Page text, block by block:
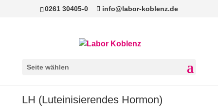
0261 30405-0 info@labor-koblenz.de
Seite wählen
LH (Luteinisierendes Hormon)